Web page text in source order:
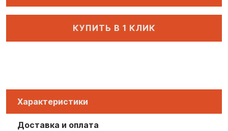
КУПИТЬ В 1 КЛИК
Характеристики
Доставка и оплата